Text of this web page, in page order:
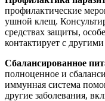
профилактические
ушной клещ.
средствах защиты,
контактирует с
Сбалансированное
полноценное и
иммунная система
другие заболевания,